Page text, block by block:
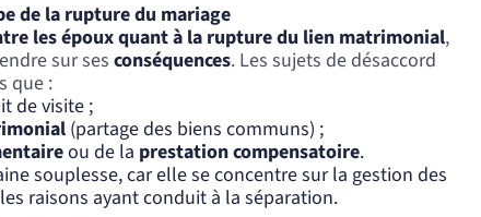
de la rupture du mariage
les époux quant à la rupture du lien matrimonial,
sur sesconséquences. Les sujets de désaccord
que :
de visite ;
(partage des biens communs) ;
ou de la prestation compensatoire.
souplesse, car elle se concentre sur la gestion des
raisons ayant conduit à la séparation.